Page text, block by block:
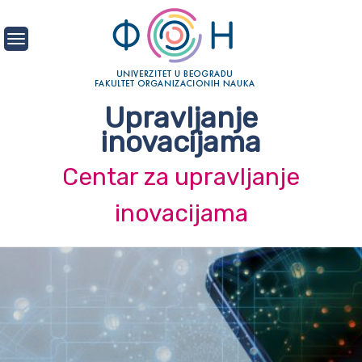
to
Upravljanje
inovacijama
Centar za upravljanje
inovacijama